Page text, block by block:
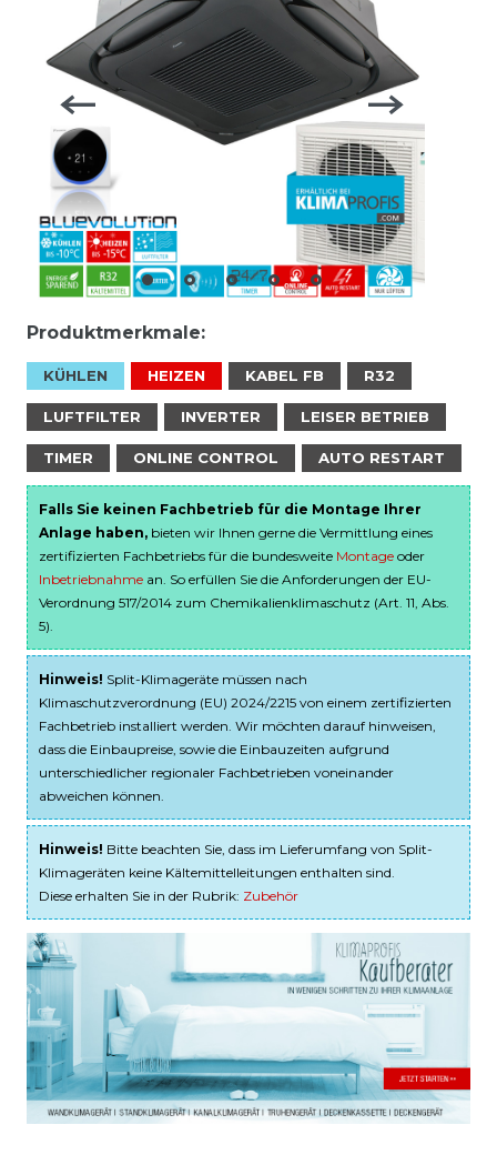
Produktmerkmale:
KÜHLEN HEIZEN KABEL FB R32
LUFTFILTER INVERTER LEISER BETRIEB
TIMER ONLINE CONTROL AUTO RESTART
Falls Sie keinen Fachbetrieb für die Montage Ihrer
Anlage haben, bieten wir Ihnen gerne die Vermittlung eines
zertifizierten Fachbetriebs für die bundesweite Montage oder
Inbetriebnahme an. So erfüllen Sie die Anforderungen der EU-
Verordnung 517/2014 zum Chemikalienklimaschutz (Art. 11, Abs.
5).
Hinweis! Split-Klimageräte müssen nach
Klimaschutzverordnung (EU) 2024/2215 von einem zertifizierten
Fachbetrieb installiert werden. Wir möchten darauf hinweisen,
dass die Einbaupreise, sowie die Einbauzeiten aufgrund
unterschiedlicher regionaler Fachbetrieben voneinander
abweichen können.
Hinweis! Bitte beachten Sie, dass im Lieferumfang von Split-
Klimageräten keine Kältemittelleitungen enthalten sind.
Diese erhalten Sie in der Rubrik: Zubehör